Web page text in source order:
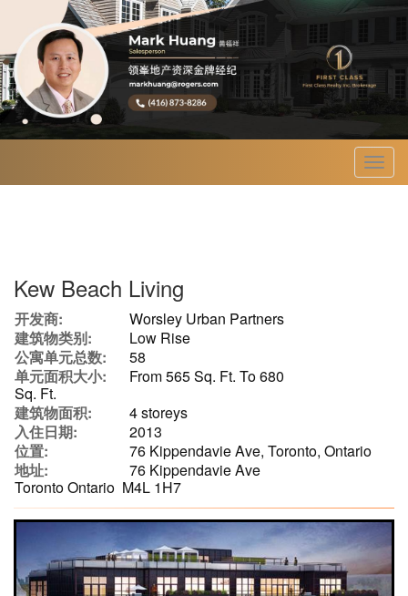
菜
单
Kew Beach Living
开发商:
Worsley Urban Partners
建筑物类别:
Low Rise
公寓单元总数:
58
单元面积大小:
From 565 Sq. Ft. To 680
Sq. Ft.
建筑物面积:
4 storeys
入住日期:
2013
位置:
76 Kippendavie Ave, Toronto, Ontario
地址:
76 Kippendavie Ave
Toronto Ontario M4L 1H7